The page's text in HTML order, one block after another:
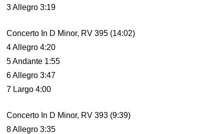
3 Allegro 3:19
Concerto In D Minor, RV 395 (14:02)
4 Allegro 4:20
5 Andante 1:55
6 Allegro 3:47
7 Largo 4:00
Concerto In D Minor, RV 393 (9:39)
8 Allegro 3:35